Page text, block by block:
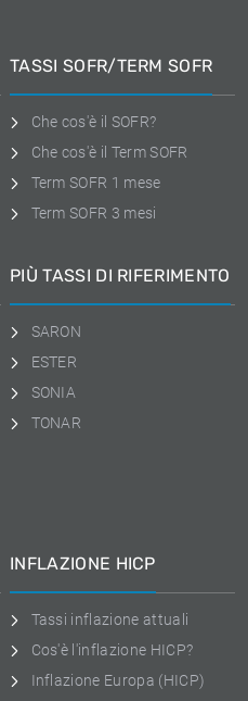
TASSI SOFR/TERM SOFR
Che cos'è il SOFR?
Che cos'è il Term SOFR
Term SOFR 1 mese
Term SOFR 3 mesi
PIÙ TASSI DI RIFERIMENTO
SARON
ESTER
SONIA
TONAR
INFLAZIONE HICP
Tassi inflazione attuali
Cos'è l'inflazione HICP?
Inflazione Europa (HICP)